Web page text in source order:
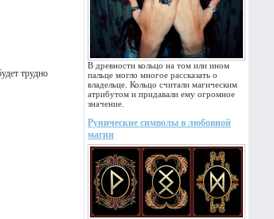
В древности кольцо на том или ином
пальце могло многое рассказать о
владельце. Кольцо считали магическим
атрибутом и придавали ему огромное
значение.
Рунические символы в любовной
магии
трудно